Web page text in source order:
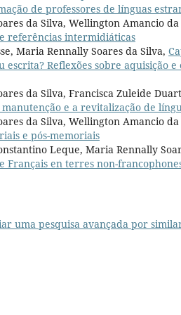
de professores de línguas
da Silva, Wellington Amancio da
referências intermidiáticas
Maria Rennally Soares da Silva,
escrita? Reflexões sobre aquisição
da Silva, Francisca Zuleide
manutenção e a revitalização de
da Silva, Wellington Amancio da
e pós-memoriais
Leque, Maria Rennally
Français en terres non-
uma pesquisa avançada por